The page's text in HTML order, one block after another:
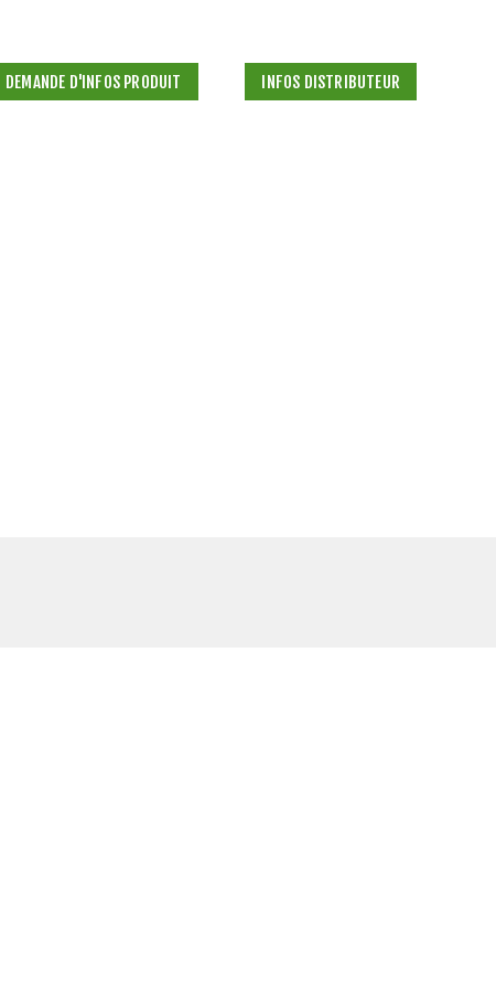
DEMANDE D'INFOS PRODUIT INFOS DISTRIBUTEUR